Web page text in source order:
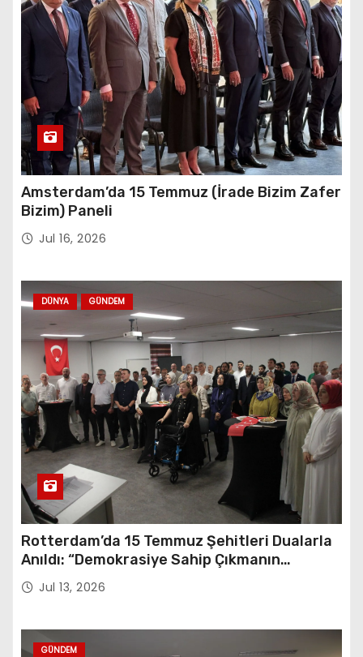
Amsterdam’da 15 Temmuz (İrade Bizim Zafer
Bizim) Paneli
Jul 16, 2026
DÜNYA GÜNDEM
Rotterdam’da 15 Temmuz Şehitleri Dualarla
Anıldı: “Demokrasiye Sahip Çıkmanın
Sembolü”
Jul 13, 2026
GÜNDEM